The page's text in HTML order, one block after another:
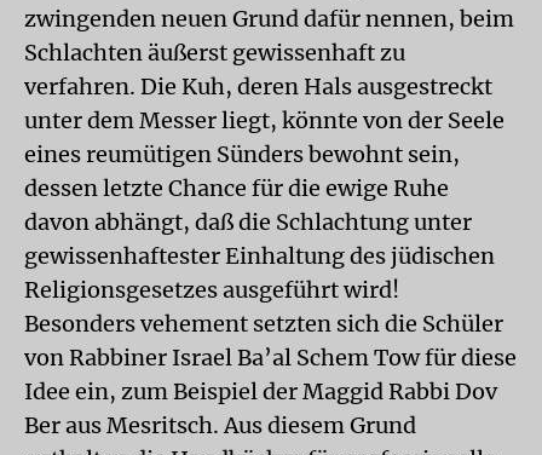
zwingenden neuen Grund dafür nennen, beim
Schlachten äußerst gewissenhaft zu
verfahren. Die Kuh, deren Hals ausgestreckt
unter dem Messer liegt, könnte von der Seele
eines reumütigen Sünders bewohnt sein,
dessen letzte Chance für die ewige Ruhe
davon abhängt, daß die Schlachtung unter
gewissenhaftester Einhaltung des jüdischen
Religionsgesetzes ausgeführt wird!
Besonders vehement setzten sich die Schüler
von Rabbiner Israel Ba’al Schem Tow für diese
Idee ein, zum Beispiel der Maggid Rabbi Dov
Ber aus Mesritsch. Aus diesem Grund